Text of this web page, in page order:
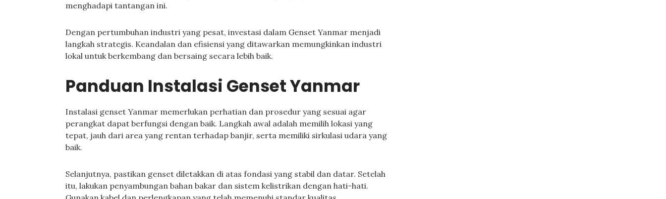
menghadapi tantangan ini.
Dengan pertumbuhan industri yang pesat, investasi dalam Genset Yanmar menjadi
langkah strategis. Keandalan dan efisiensi yang ditawarkan memungkinkan industri
lokal untuk berkembang dan bersaing secara lebih baik.
Panduan Instalasi Genset Yanmar
Instalasi genset Yanmar memerlukan perhatian dan prosedur yang sesuai agar
perangkat dapat berfungsi dengan baik. Langkah awal adalah memilih lokasi yang
tepat, jauh dari area yang rentan terhadap banjir, serta memiliki sirkulasi udara yang
baik.
Selanjutnya, pastikan genset diletakkan di atas fondasi yang stabil dan datar. Setelah
itu, lakukan penyambungan bahan bakar dan sistem kelistrikan dengan hati-hati.